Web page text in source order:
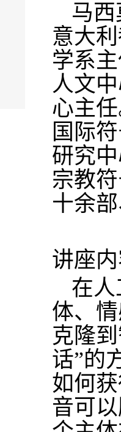
马西
意大
学系
人文
心主
国际
研究
宗教
十余
讲座
在
体、
克隆
话”的
如何
音可